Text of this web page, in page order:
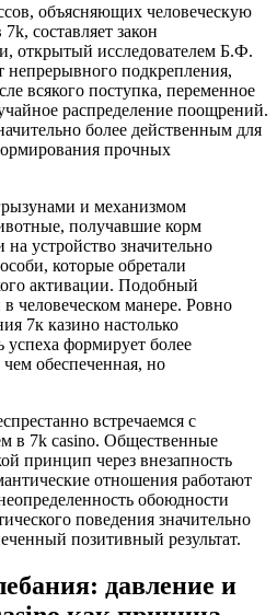
объясняющих человеческую
составляет закон
открытый исследователем Б.Ф.
подкрепления,
всякого поступка, переменное
распределение поощрений.
более действенным для
прочных
и механизмом
получавшие корм
устройство значительно
которые обретали
активации. Подобный
человеческом манере. Ровно
7к казино настолько
успеха формирует более
обеспеченная, но
встречаемся с
в 7k casino. Общественные
принцип через внезапность
отношения работают
обоюдности
поведения значительно
позитивный результат.
давление и